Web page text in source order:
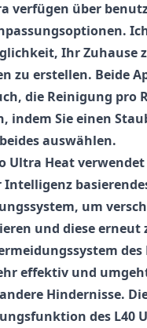
verfügen über
Ihr Zuhause
zu erstellen. Beide
die Reinigung pro
indem Sie einen
auswählen.
Ultra Heat
um
und diese erneut
des
effektiv und
Hindernisse.
des L40